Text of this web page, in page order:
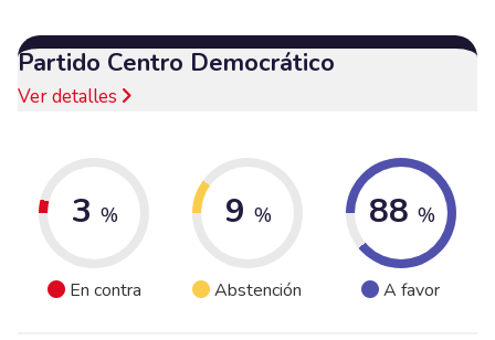
Partido Centro Democrático
Ver detalles
3 %
En contra
9 %
Abstención
88 %
A favor